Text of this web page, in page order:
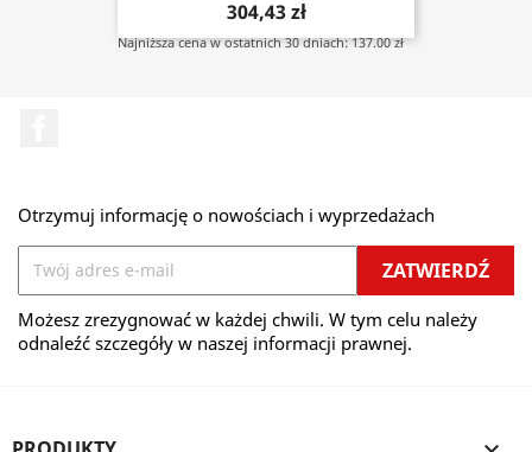
304,43 zł
Najniższa cena w ostatnich 30 dniach: 137.00 zł
Otrzymuj informację o nowościach i wyprzedażach
Możesz zrezygnować w każdej chwili. W tym celu należy
odnaleźć szczegóły w naszej informacji prawnej.